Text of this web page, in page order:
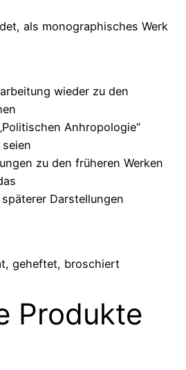
als monographisches Werk
wieder zu den
Anhropologie“
zu den früheren Werken
Darstellungen
geheftet, broschiert
Produkte